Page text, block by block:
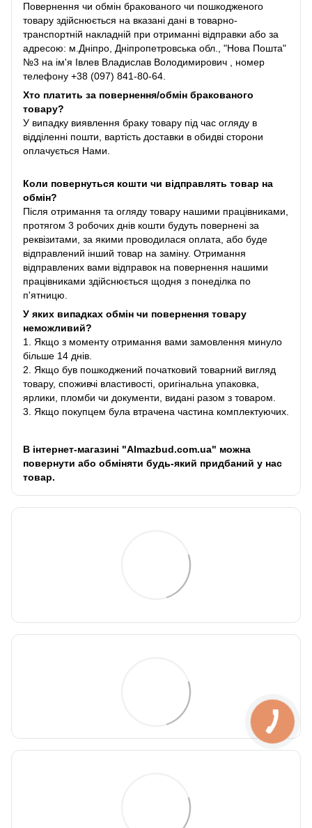
Повернення чи обмін бракованого чи пошкодженого
товару здійснюється на вказані дані в товарно-
транспортній накладній при отриманні відправки або за
адресою: м.Дніпро, Дніпропетровська обл., "Нова Пошта"
№3 на ім'я Івлев Владислав Володимирович , номер
телефону +38 (097) 841-80-64.
Хто платить за повернення/обмін бракованого
товару?
У випадку виявлення браку товару під час огляду в
відділенні пошти, вартість доставки в обидві сторони
оплачується Нами.
Коли повернуться кошти чи відправлять товар на
обмін?
Після отримання та огляду товару нашими працівниками,
протягом 3 робочих днів кошти будуть повернені за
реквізитами, за якими проводилася оплата, або буде
відправлений інший товар на заміну. Отримання
відправлених вами відправок на повернення нашими
працівниками здійснюється щодня з понеділка по
п'ятницю.
У яких випадках обмін чи повернення товару
неможливий?
1. Якщо з моменту отримання вами замовлення минуло
більше 14 днів.
2. Якщо був пошкоджений початковий товарний вигляд
товару, споживчі властивості, оригінальна упаковка,
ярлики, пломби чи документи, видані разом з товаром.
3. Якщо покупцем була втрачена частина комплектуючих.
В інтернет-магазині "Almazbud.com.ua" можна
повернути або обміняти будь-який придбаний у нас
товар.